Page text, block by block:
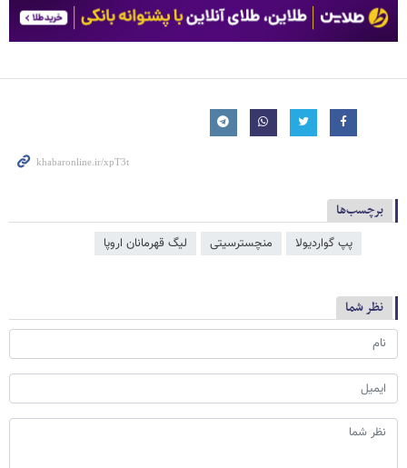
برچسب‌ها
پپ گواردیولا منچسترسیتی لیگ قهرمانان اروپا
نظر شما